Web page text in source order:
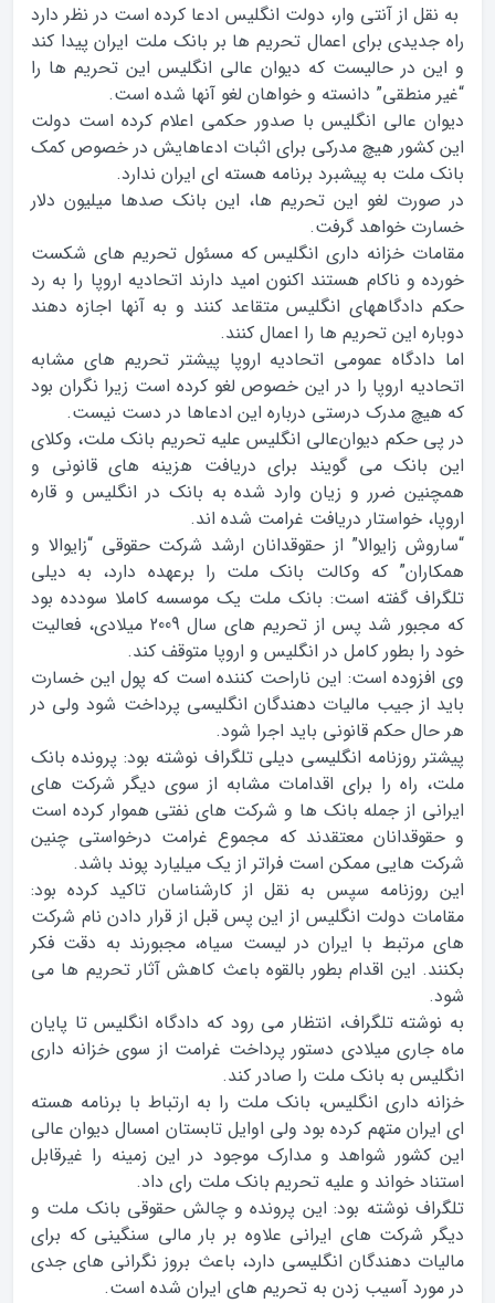
به نقل از آنتي وار، دولت انگليس ادعا کرده است در نظر دارد
راه جديدي براي اعمال تحريم ها بر بانک ملت ايران پيدا کند
و اين در حاليست که ديوان عالي انگليس اين تحريم ها را
“غير منطقي” دانسته و خواهان لغو آنها شده است.
ديوان عالي انگليس با صدور حکمي اعلام کرده است دولت
اين کشور هيچ مدرکي براي اثبات ادعاهايش در خصوص کمک
بانک ملت به پيشبرد برنامه هسته اي ايران ندارد.
در صورت لغو اين تحريم ها، اين بانک صدها ميليون دلار
خسارت خواهد گرفت.
مقامات خزانه داري انگليس که مسئول تحريم هاي شکست
خورده و ناکام هستند اکنون اميد دارند اتحاديه اروپا را به رد
حکم دادگاههاي انگليس متقاعد کنند و به آنها اجازه دهند
دوباره اين تحريم ها را اعمال کنند.
اما دادگاه عمومي اتحاديه اروپا پيشتر تحريم هاي مشابه
اتحاديه اروپا را در اين خصوص لغو کرده است زيرا نگران بود
که هيچ مدرک درستي درباره اين ادعاها در دست نيست.
در پی حکم دیوان‌عالی انگلیس علیه تحریم بانک ملت، وکلای
این بانک می گویند برای دریافت هزینه های قانونی و
همچنین ضرر و زیان وارد شده به بانک در انگلیس و قاره
اروپا، خواستار دریافت غرامت شده اند.
“ساروش زایوالا” از حقوقدانان ارشد شرکت حقوقی “زایوالا و
همکاران” که وکالت بانک ملت را برعهده دارد، به دیلی
تلگراف گفته است: بانک ملت یک موسسه کاملا سودده بود
که مجبور شد پس از تحریم های سال 2009 میلادی، فعالیت
خود را بطور کامل در انگلیس و اروپا متوقف کند.
وی افزوده است: این ناراحت کننده است که پول این خسارت
باید از جیب مالیات دهندگان انگلیسی پرداخت شود ولی در
هر حال حکم قانونی باید اجرا شود.
پيشتر روزنامه انگلیسی ديلي تلگراف نوشته بود: پرونده بانک
ملت، راه را برای اقدامات مشابه از سوی دیگر شرکت های
ایرانی از جمله بانک ها و شرکت های نفتی هموار کرده است
و حقوقدانان معتقدند که مجموع غرامت درخواستی چنین
شرکت هایی ممکن است فراتر از یک میلیارد پوند باشد.
اين روزنامه سپس به نقل از کارشناسان تاکید کرده بود:
مقامات دولت انگلیس از این پس قبل از قرار دادن نام شرکت
های مرتبط با ایران در لیست سیاه، مجبورند به دقت فکر
بکنند. این اقدام بطور بالقوه باعث کاهش آثار تحریم ها می
شود.
به نوشته تلگراف، انتظار می رود که دادگاه انگلیس تا پایان
ماه جاری میلادی دستور پرداخت غرامت از سوی خزانه داری
انگلیس به بانک ملت را صادر کند.
خزانه داری انگلیس، بانک ملت را به ارتباط با برنامه هسته
ای ایران متهم کرده بود ولی اوایل تابستان امسال دیوان عالی
این کشور شواهد و مدارک موجود در این زمینه را غیرقابل
استناد خواند و علیه تحریم بانک ملت رای داد.
تلگراف نوشته بود: این پرونده و چالش حقوقی بانک ملت و
دیگر شرکت های ایرانی علاوه بر بار مالی سنگینی که برای
مالیات دهندگان انگلیسی دارد، باعث بروز نگرانی های جدی
در مورد آسیب زدن به تحریم های ایران شده است.